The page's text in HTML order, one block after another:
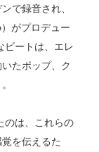
で録音され、
がプロデュー
ビートは、エレ
たポップ、ク
のは、これらの
を伝えるた